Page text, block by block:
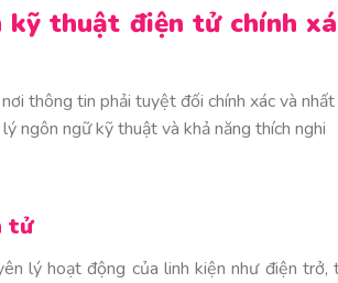
thuật điện tử chính
thông tin phải tuyệt đối chính xác và nhất
ngôn ngữ kỹ thuật và khả năng thích nghi
tử
lý hoạt động của linh kiện như điện trở,